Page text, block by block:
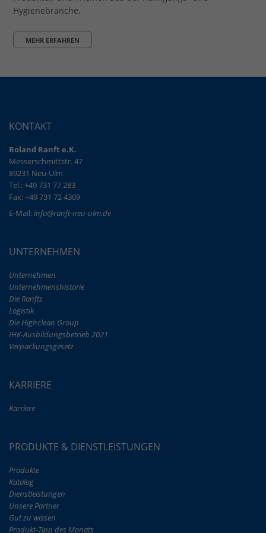
Hygienebranche.
MEHR ERFAHREN
KONTAKT
Roland Ranft e.K.
Messerschmittstr. 47
89231 Neu-Ulm
Tel.: +49 731 77 283
Fax: +49 731 72 4309
E-Mail:info@ranft-neu-ulm.de
UNTERNEHMEN
Unternehmen
Unternehmenshistorie
Die Ranfts
Logistik
Die Highclean Group
IHK-Ausbildungsbetrieb 2021
Verpackungsgesetz
KARRIERE
Karriere
PRODUKTE & DIENSTLEISTUNGEN
Produkte
Katalog
Dienstleistungen
Unsere Partner
Gut zu wissen
Produkt-Tipp des Monats